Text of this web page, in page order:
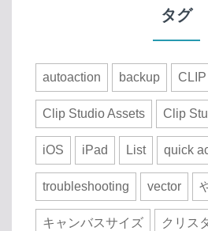
タグ
autoaction backup
Clip Studio Assets Clip
iOS iPad List quick
troubleshooting vector
キャンバスサイズ クリス